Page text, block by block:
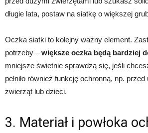
długie lata, postaw na siatkę o większej
Oczka siatki to kolejny ważny element.
potrzeby –większe oczka będą bardziej
mniejsze świetnie sprawdzą się, jeśli
pełniło również funkcję ochronną, np.
zwierząt lub dzieci.
3. Materiał i powłoka